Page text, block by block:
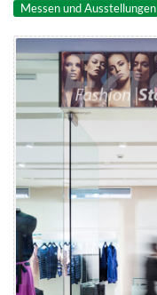
Messen und Ausstellungen